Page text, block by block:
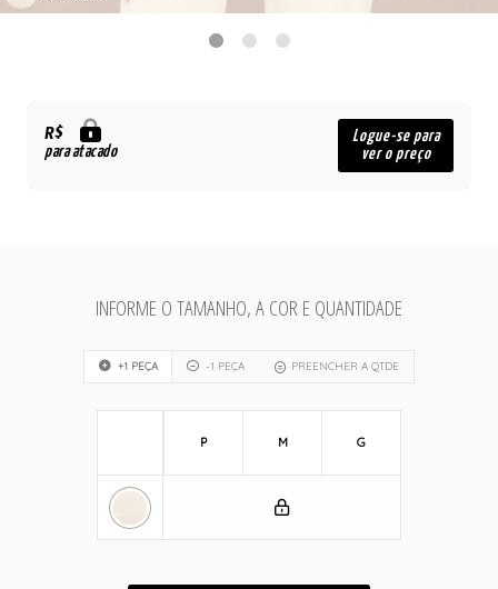
R$
para atacado
Logue-se para
ver o preço
INFORME O TAMANHO, A COR E QUANTIDADE
+1 PEÇA -1 PEÇA PREENCHER A QTDE
P M G